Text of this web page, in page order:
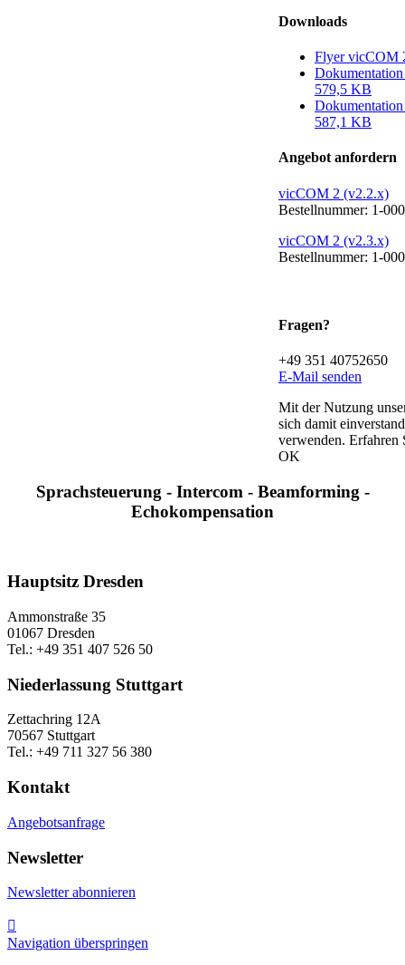
Downloads
Flyer vicCOM
579,5 KB
587,1 KB
Angebot anfordern
vicCOM 2 (v2.2.x)
Bestellnummer: 1-
vicCOM 2 (v2.3.x)
Bestellnummer: 1-
Fragen?
+49 351 40752650
E-Mail senden
Mit der Nutzung
sich damit
verwenden. Erfahren
OK
Sprachsteuerung - Intercom - Beamforming -
Echokompensation
Hauptsitz Dresden
Ammonstraße 35
01067 Dresden
Tel.: +49 351 407 526 50
Niederlassung Stuttgart
Zettachring 12A
70567 Stuttgart
Tel.: +49 711 327 56 380
Kontakt
Angebotsanfrage
Newsletter
Newsletter abonnieren

Navigation überspringen